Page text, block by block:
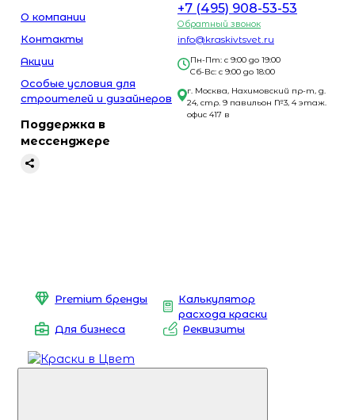
О компании
Контакты
Акции
Особые условия для
строителей и дизайнеров
Поддержка в
мессенджере
+7 (495) 908-53-53
Обратный звонок
info@kraskivtsvet.ru
Пн-Пт: с 9:00 до 19:00
Сб-Вс: с 9:00 до 18:00
г. Москва, Нахимовский пр-т, д.
24, стр. 9 павильон №3, 4 этаж.
офис 417 в
Premium бренды
Калькулятор
расхода краски
Для бизнеса
Реквизиты